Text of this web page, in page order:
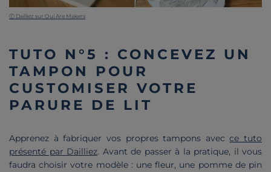
TUTO N°5 : CONCEVEZ UN
TAMPON POUR
CUSTOMISER VOTRE
PARURE DE LIT
Apprenez à fabriquer vos propres tampons avecce tuto
présenté par Dailliez. Avant de passer à la pratique, il vous
faudra choisir votre modèle : une fleur, une pomme de pin
Ⓒ Dailliez sur Oui Are Makers